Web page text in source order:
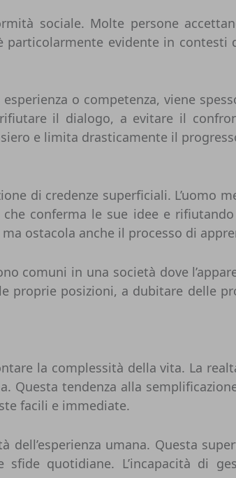
sociale. Molte persone
evidente in
o competenza, viene
il dialogo, a evitare il
e limita drasticamente il
di credenze superficiali. L’uomo
conferma le sue idee e
ostacola anche il processo di
comuni in una società dove
posizioni, a dubitare delle
la complessità della vita. La
Questa tendenza alla
facili e immediate.
umana. Questa
quotidiane. L’incapacità di